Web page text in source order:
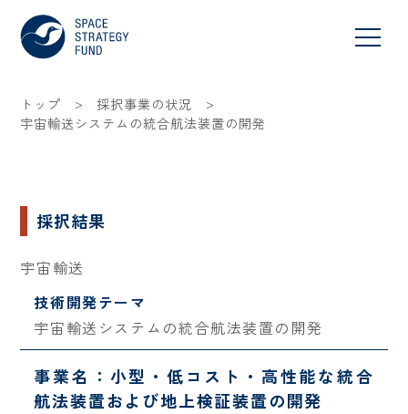
トップ > 採択事業の状況 >
宇宙輸送システムの統合航法装置の開発
採択結果
宇宙輸送
技術開発テーマ
宇宙輸送システムの統合航法装置の開発
事業名：小型・低コスト・高性能な統合
航法装置および地上検証装置の開発